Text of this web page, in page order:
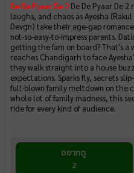
De De Pyaar De 2 De De Pyaar De
laughs, and chaos as Ayesha
Devgn) take their age-gap
not-so-easy-to-impress parents.
getting the fam on board? That's a
reaches Chandigarh to face
they walk straight into a house
expectations. Sparks fly, secrets
full-blown family meltdown on the
whole lot of family madness, this
ride for every kind of audience.
อยากดู
2